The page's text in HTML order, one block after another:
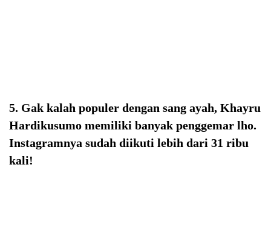
5. Gak kalah populer dengan sang ayah, Khayru
Hardikusumo memiliki banyak penggemar lho.
Instagramnya sudah diikuti lebih dari 31 ribu
kali!